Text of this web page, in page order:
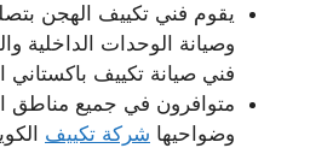
يقوم فني تكييف الهجن
وصيانة الوحدات الداخلية
فني صيانة تكييف باكستاني
متوافرون في جميع مناطق
وضواحيها شركة تكييف